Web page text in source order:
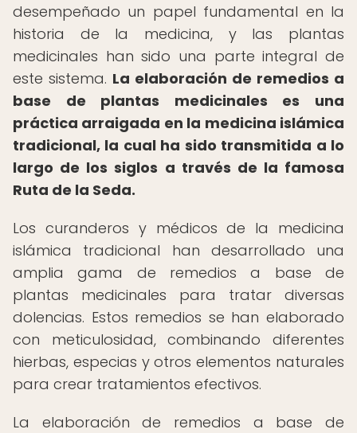
desempeñado un papel fundamental en la
historia de la medicina, y las plantas
medicinales han sido una parte integral de
este sistema. La elaboración de remedios a
base de plantas medicinales es una
práctica arraigada en la medicina islámica
tradicional, la cual ha sido transmitida a lo
largo de los siglos a través de la famosa
Ruta de la Seda.
Los curanderos y médicos de la medicina
islámica tradicional han desarrollado una
amplia gama de remedios a base de
plantas medicinales para tratar diversas
dolencias. Estos remedios se han elaborado
con meticulosidad, combinando diferentes
hierbas, especias y otros elementos naturales
para crear tratamientos efectivos.
La elaboración de remedios a base de